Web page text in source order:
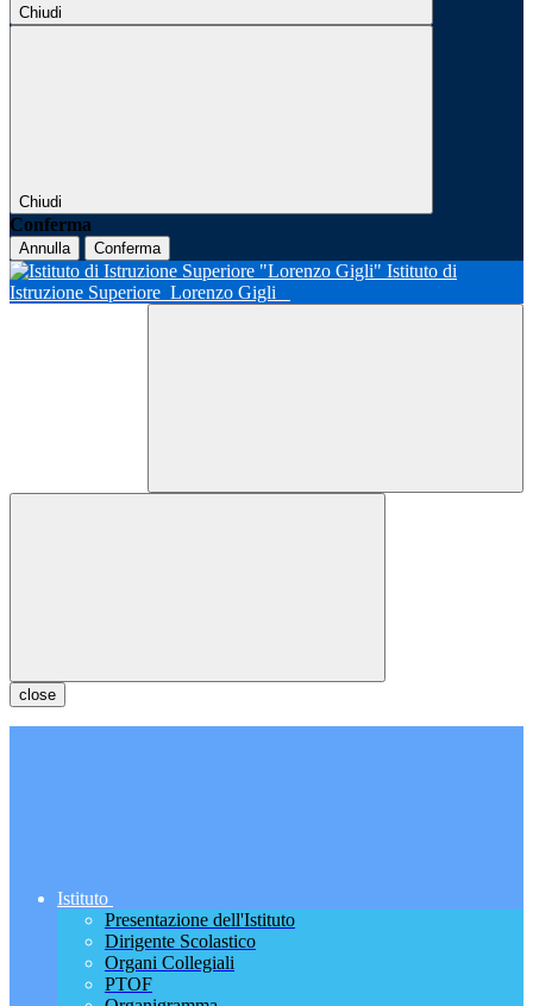
Chiudi
Chiudi
Conferma
Annulla Conferma
Istituto di
Istruzione Superiore Lorenzo Gigli
close
Istituto
Presentazione dell'Istituto
Dirigente Scolastico
Organi Collegiali
PTOF